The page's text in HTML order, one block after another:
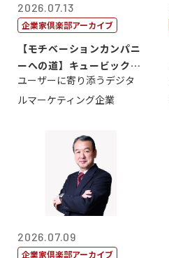
2026.07.13
企業家倶楽部アーカイブ
【モチベーションカンパニ
ーへの道】キュービック代
表取締役CE...
ユーザーに寄り添うデジタ
ルマーケティング企業
2026.07.09
企業家倶楽部アーカイブ